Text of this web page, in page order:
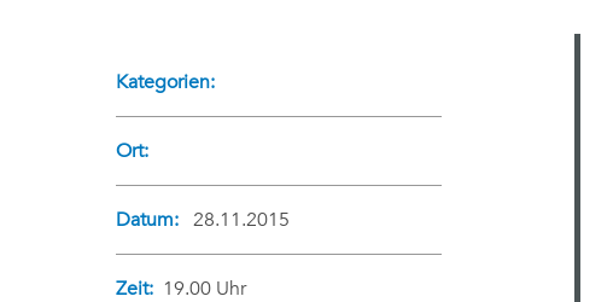
Kategorien:
Ort:
Datum: 28.11.2015
Zeit: 19.00 Uhr